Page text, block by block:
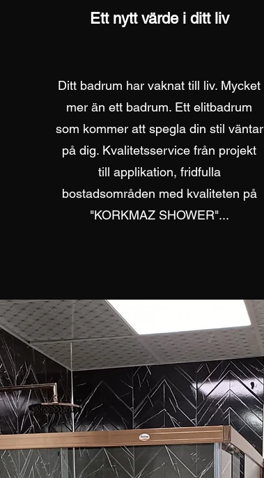
Ett nytt värde i ditt liv
Ditt badrum har vaknat till liv. Mycket
mer än ett badrum. Ett elitbadrum
som kommer att spegla din stil väntar
på dig. Kvalitetsservice från projekt
till applikation, fridfulla
bostadsområden med kvaliteten på
"KORKMAZ SHOWER"...